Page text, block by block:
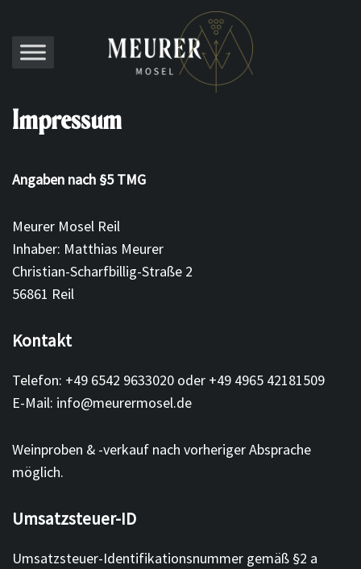
Zum
Impressum
Angaben nach §5 TMG
Meurer Mosel Reil
Inhaber: Matthias Meurer
Christian-Scharfbillig-Straße 2
56861 Reil
Kontakt
Telefon: +49 6542 9633020 oder +49 4965 42181509
E-Mail: info@meurermosel.de
Weinproben & -verkauf nach vorheriger Absprache
möglich.
Umsatzsteuer-ID
Umsatzsteuer-Identifikationsnummer gemäß §2 a